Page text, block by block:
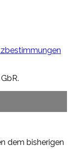
dem bisherigen